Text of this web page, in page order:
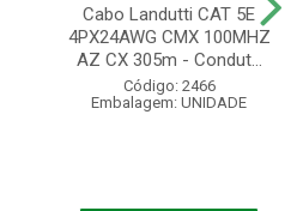
Cabo Landutti CAT 5E
4PX24AWG CMX 100MHZ
AZ CX 305m - Condut...
Código: 2466
Embalagem: UNIDADE